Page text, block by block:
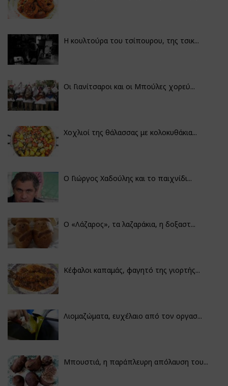
Η κουλτούρα του τσίπουρου, της τσικ...
Οι Γιανίτσαροι και οι Μπούλες χορεύ...
Χοχλιοί της θάλασσας με κολοκυθάκια...
Ο Γιώργος Χαδούλης και το παιχνίδι...
Ο «Λάζαρος», τα λαζαράκια, η δοξαστ...
Κέφαλοι καπαμάς, φαγητό της γιορτής...
Λιομαζώματα, ευχέλαιο από τον οργασ...
Μπουστιά, η παράπλευρη απόλαυση του...